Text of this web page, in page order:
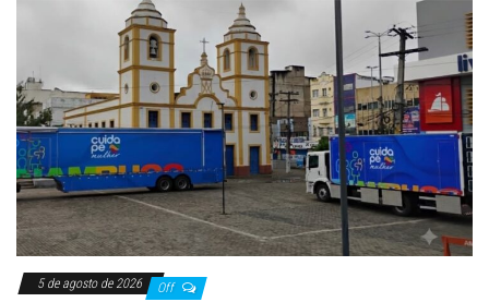
5 de agosto de 2026 Off